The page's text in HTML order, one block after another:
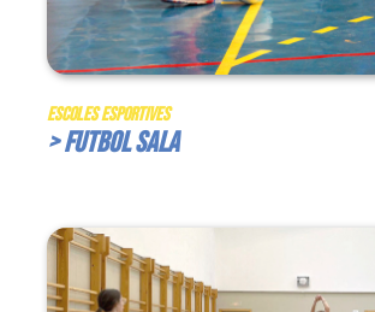
Escoles Esportives
> Futbol Sala